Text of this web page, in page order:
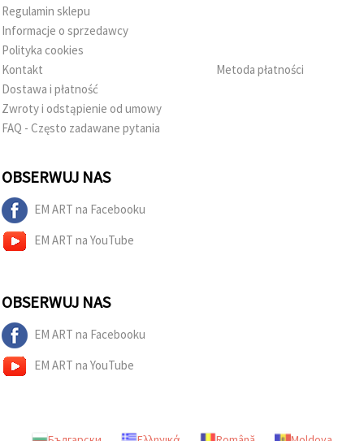
Regulamin sklepu
Informacje o sprzedawcy
Polityka cookies
Kontakt
Dostawa i płatność
Zwroty i odstąpienie od umowy
FAQ - Często zadawane pytania
Metoda płatności
OBSERWUJ NAS
EM ART na Facebooku
EM ART na YouTube
OBSERWUJ NAS
EM ART na Facebooku
EM ART na YouTube